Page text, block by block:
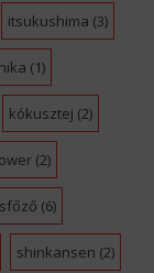
itsukushima (3)
(1)
kókusztej (2)
(2)
(6)
shinkansen (2)